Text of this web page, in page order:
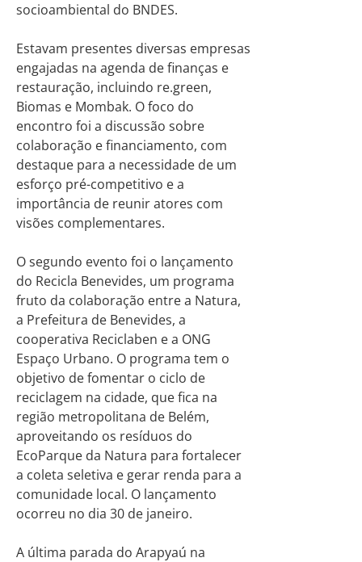
socioambiental do BNDES.
Estavam presentes diversas empresas
engajadas na agenda de finanças e
restauração, incluindo re.green,
Biomas e Mombak. O foco do
encontro foi a discussão sobre
colaboração e financiamento, com
destaque para a necessidade de um
esforço pré-competitivo e a
importância de reunir atores com
visões complementares.
O segundo evento foi o lançamento
do Recicla Benevides, um programa
fruto da colaboração entre a Natura,
a Prefeitura de Benevides, a
cooperativa Reciclaben e a ONG
Espaço Urbano. O programa tem o
objetivo de fomentar o ciclo de
reciclagem na cidade, que fica na
região metropolitana de Belém,
aproveitando os resíduos do
EcoParque da Natura para fortalecer
a coleta seletiva e gerar renda para a
comunidade local. O lançamento
ocorreu no dia 30 de janeiro.
A última parada do Arapyaú na